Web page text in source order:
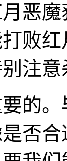
恶
败
注意
的
否